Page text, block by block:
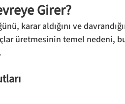
Girer?
karar aldığını ve
üretmesinin temel nedeni,